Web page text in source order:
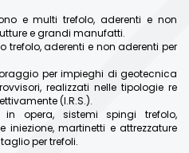
e multi trefolo, aderenti e non
e grandi manufatti.
trefolo, aderenti e non aderenti per
per impieghi di geotecnica
realizzati nelle tipologie re
(I.R.S.).
opera, sistemi spingi trefolo,
iniezione, martinetti e attrezzature
per trefoli.